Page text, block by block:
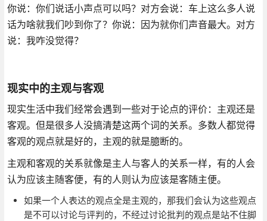
你说：你们说话小声点可以吗？对方会说：车上这么多人说
话为啥就我们吵到你了？你说：因为就你们声音最大。对方
说：我咋没觉得？
现实中的主观与客观
现实生活中我们经常会遇到一些对于论点的评价：主观还是
客观。但是很多人没搞清楚这两个词的关系。多数人都觉得
客观的观点就是好的，主观的就是臆断的。
主观和客观的关系就像是主人与客人的关系一样，有的人会
认为应该主随客便，有的人则认为应该是客随主便。
如果一个人表达的观点全是主观的，那我们会认为这些观点
是不可以讨论与评判的，不经过讨论批判的观点是站不住脚